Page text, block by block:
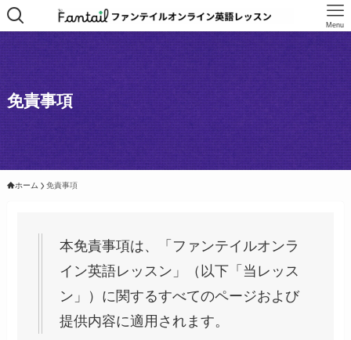
Menu
免責事項
ホーム 免責事項
本免責事項は、「ファンテイルオンラ
イン英語レッスン」（以下「当レッス
ン」）に関するすべてのページおよび
提供内容に適用されます。